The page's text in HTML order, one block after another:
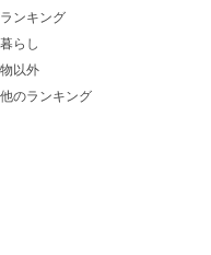
ンキング
らし
以外
のランキング